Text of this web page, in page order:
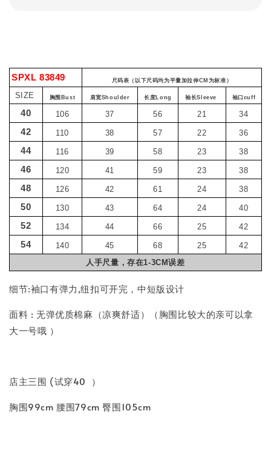
SPXL 83849 尺码表（以下尺码均为平量加拉伸CM为标准）
SIZE 胸围Bust 肩宽Shoulder 长度Long 袖长Sleeve 袖口cuff
40 106 37 56 21 34
42 110 38 57 22 36
44 116 39 58 23 38
46 120 41 59 23 38
48 126 42 61 24 38
50 130 43 64 24 40
52 134 44 66 25 42
54 140 45 68 25
42
人手尺量，存在1-3CM误差
细节:袖口有弹力,纽扣可开完，中短版设计
面料 : 无弹优质棉麻（凉爽舒适）（胸围比较大的亲可以拿
大一号哦 ）
店主三围 (试穿40 ）
胸围99cm 腰围79cm 臀围105cm